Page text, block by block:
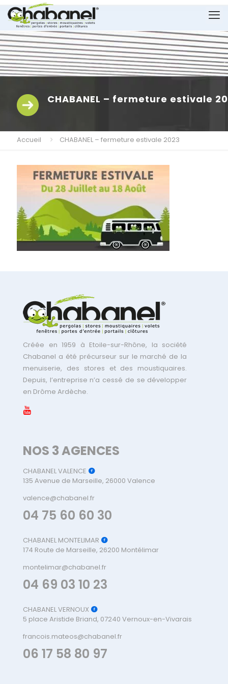
CHABANEL – fermeture estivale
Accueil CHABANEL – fermeture estivale 2023
Créée en 1959 à Etoile-sur-Rhône, la société
Chabanel a été précurseur sur le marché de la
menuiserie, des stores et des moustiquaires.
Depuis, l’entreprise n’a cessé de se développer
en Drôme Ardèche.
NOS 3 AGENCES
CHABANEL VALENCE
135 Avenue de Marseille, 26000 Valence
valence@chabanel.fr
04 75 60 60 30
CHABANEL MONTELIMAR
174 Route de Marseille, 26200 Montélimar
montelimar@chabanel.fr
04 69 03 10 23
CHABANEL VERNOUX
5 place Aristide Briand, 07240 Vernoux-en-Vivarais
francois.mateos@chabanel.fr
06 17 58 80 97